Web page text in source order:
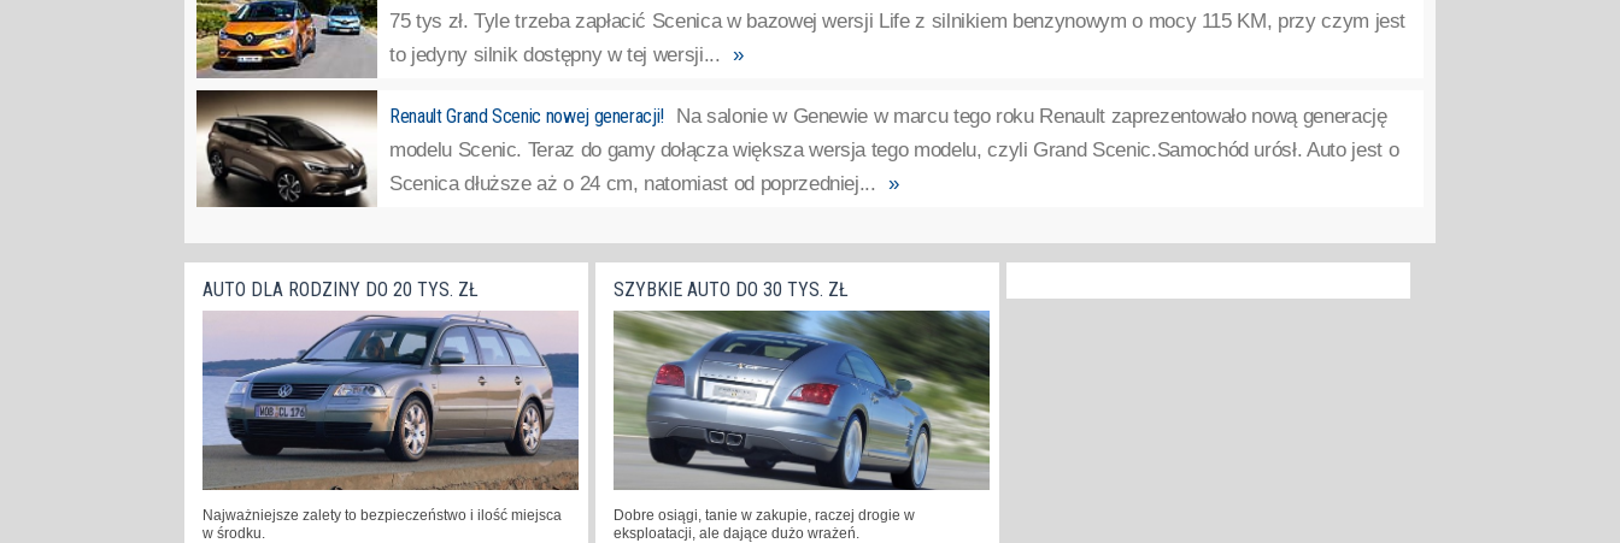
75 tys zł. Tyle trzeba zapłacić Scenica w bazowej wersji Life z silnikiem benzynowym o mocy 115 KM, przy czym jest
to jedyny silnik dostępny w tej wersji... »
Renault Grand Scenic nowej generacji! Na salonie w Genewie w marcu tego roku Renault zaprezentowało nową generację
modelu Scenic. Teraz do gamy dołącza większa wersja tego modelu, czyli Grand Scenic.Samochód urósł. Auto jest o
Scenica dłuższe aż o 24 cm, natomiast od poprzedniej... »
AUTO DLA RODZINY DO 20 TYS. ZŁ
Najważniejsze zalety to bezpieczeństwo i ilość miejsca
w środku.
SZYBKIE AUTO DO 30 TYS. ZŁ
Dobre osiągi, tanie w zakupie, raczej drogie w
eksploatacji, ale dające dużo wrażeń.